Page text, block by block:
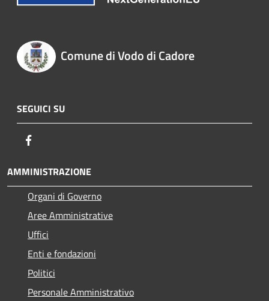
Comune di Vodo di Cadore
SEGUICI SU
AMMINISTRAZIONE
Organi di Governo
Aree Amministrative
Uffici
Enti e fondazioni
Politici
Personale Amministrativo